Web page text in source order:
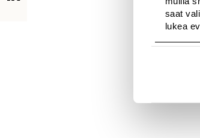
saat
lukea
E-